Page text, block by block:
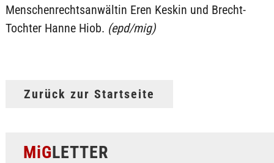
Menschenrechtsanwältin Eren Keskin und Brecht-
Tochter Hanne Hiob. (epd/mig)
Zurück zur Startseite
MiGLETTER